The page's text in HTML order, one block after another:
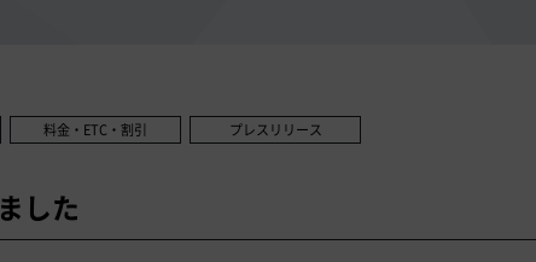
料金・ETC・割引 プレスリリース
した